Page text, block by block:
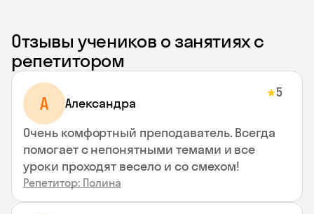
Отзывы учеников о занятиях с
репетитором
A Aлександра
★5
Очень комфортный преподаватель. Всегда
помогает с непонятными темами и все
уроки проходят весело и со смехом!
Репетитор: Полина